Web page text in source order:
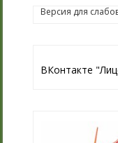
Версия для
ВКонтакте